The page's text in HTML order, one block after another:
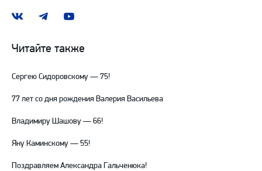
Наша
ВКонтакте
Наш
в
Telegram
Наш
YouTube
Читайте также
Сергею Сидоровскому — 75!
77 лет со дня рождения Валерия Васильева
Владимиру Шашову — 66!
Яну Каминскому — 55!
Поздравляем Александра Гальченюка!